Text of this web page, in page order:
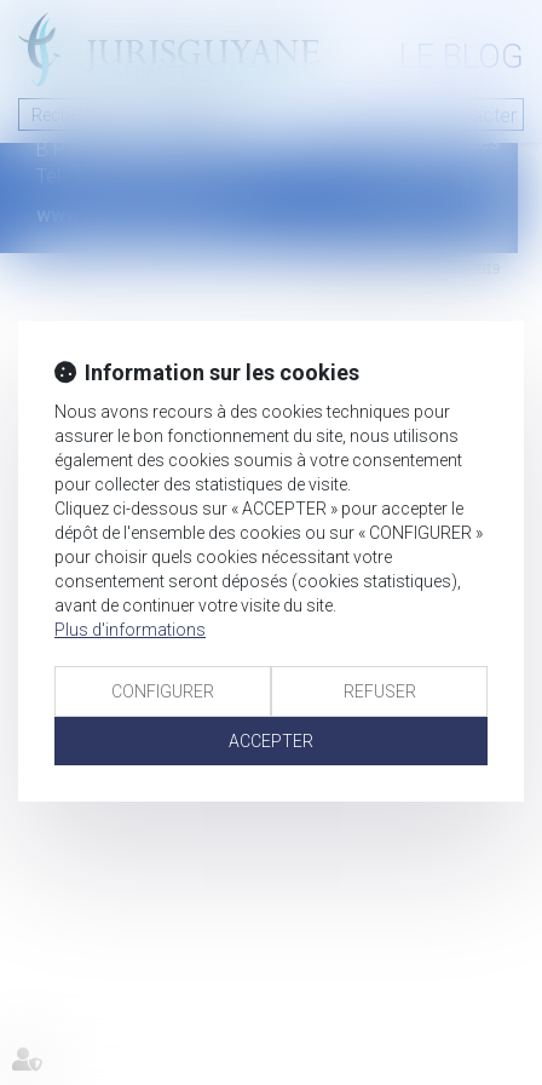
LE BLOG
Nous contacter
46 avenue de la liberté
B.P.315 - 97327 Cayenne Cedex
Tel : +594 594 29 45 35
www.jurisguyane.com
Mentions légales
Information sur les cookies
Nous avons recours à des cookies techniques pour
assurer le bon fonctionnement du site, nous utilisons
également des cookies soumis à votre consentement
pour collecter des statistiques de visite.
Cliquez ci-dessous sur « ACCEPTER » pour accepter le
dépôt de l'ensemble des cookies ou sur « CONFIGURER »
pour choisir quels cookies nécessitant votre
consentement seront déposés (cookies statistiques),
avant de continuer votre visite du site.
Plus d'informations
CONFIGURER REFUSER
ACCEPTER